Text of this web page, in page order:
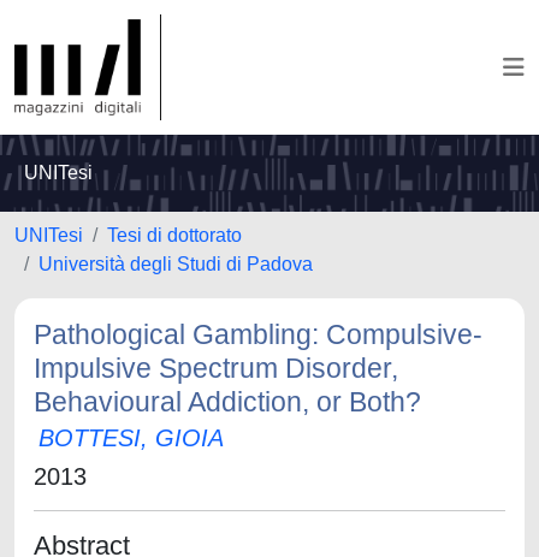
UNITesi
UNITesi
Tesi di dottorato
Università degli Studi di Padova
Pathological Gambling: Compulsive-
Impulsive Spectrum Disorder,
Behavioural Addiction, or Both?
BOTTESI, GIOIA
2013
Abstract